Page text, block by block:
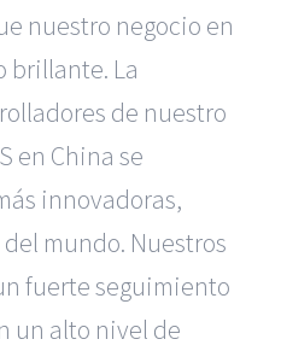
nuestro negocio en
brillante. La
de nuestro
en China se
innovadoras,
mundo. Nuestros
fuerte seguimiento
un alto nivel de